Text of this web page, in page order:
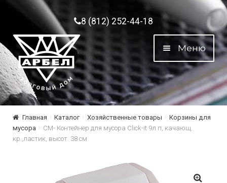
Перейти к навигации
Перейти к содержимому8 (812) 252-44-18
Меню
Главная Каталог Хозяйственные товары
Корзины для
мусора
СМ- Контейнер для мусора Click-it 9л п, качающ.
кр.,ластик, высот. 38 см